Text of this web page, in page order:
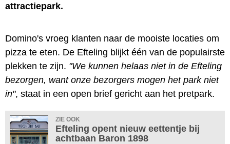
attractiepark.
Domino's vroeg klanten naar de mooiste locaties om
pizza te eten. De Efteling blijkt één van de populairste
plekken te zijn. "We kunnen helaas niet in de Efteling
bezorgen, want onze bezorgers mogen het park niet
in", staat in een open brief gericht aan het pretpark.
ZIE OOK
Efteling opent nieuw eettentje bij
achtbaan Baron 1898